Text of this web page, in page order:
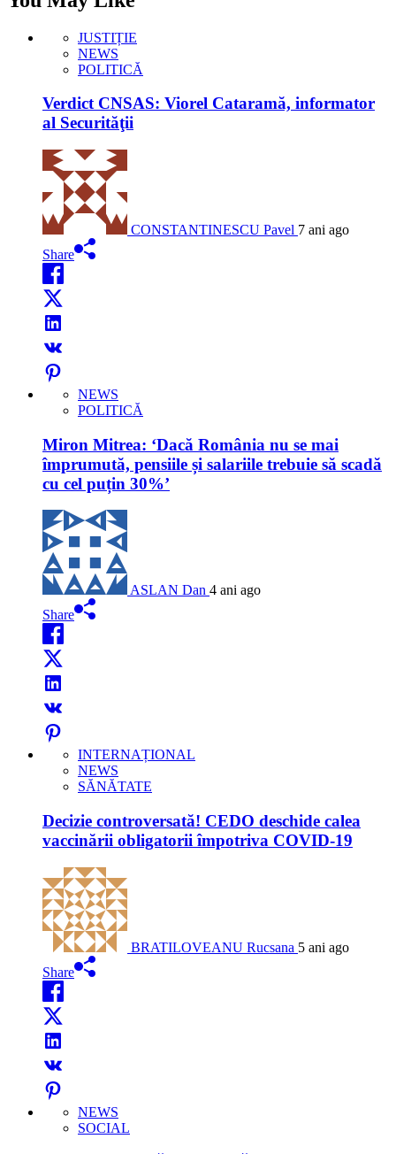
JUSTIȚIE
NEWS
POLITICĂ
Verdict CNSAS: Viorel Cataramă, informator
al Securităţii
CONSTANTINESCU Pavel 7 ani ago
Share
NEWS
POLITICĂ
Miron Mitrea: ‘Dacă România nu se mai
împrumută, pensiile și salariile trebuie să scadă
cu cel puțin 30%’
ASLAN Dan 4 ani ago
Share
INTERNAȚIONAL
NEWS
SĂNĂTATE
Decizie controversată! CEDO deschide calea
vaccinării obligatorii împotriva COVID-19
BRATILOVEANU Rucsana 5 ani ago
Share
NEWS
SOCIAL